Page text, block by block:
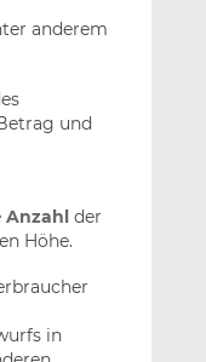
anderem
und
Anzahlder
Höhe.
in